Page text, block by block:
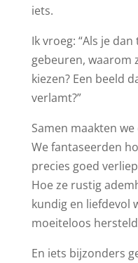
iets.
Ik vroeg: “Als je
gebeuren, waarom
kiezen? Een beeld
verlamt?”
Samen maakten we
We fantaseerden
precies goed
Hoe ze rustig
kundig en liefdevol
moeiteloos
En iets bijzonders